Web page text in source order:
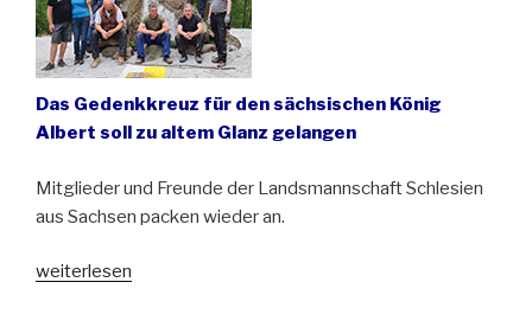
Das Gedenkkreuz für den sächsischen König
Albert soll zu altem Glanz gelangen
Mitglieder und Freunde der Landsmannschaft Schlesien
aus Sachsen packen wieder an.
„Einsatz
weiterlesen